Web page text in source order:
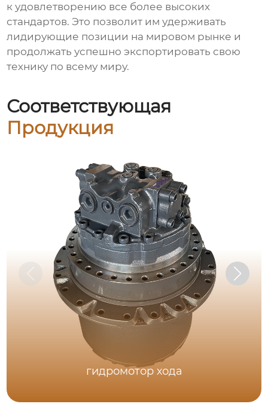
к удовлетворению все более высоких
стандартов. Это позволит им удерживать
лидирующие позиции на мировом рынке и
продолжать успешно экспортировать свою
технику по всему миру.
Соответствующая
Продукция
гидромотор хода